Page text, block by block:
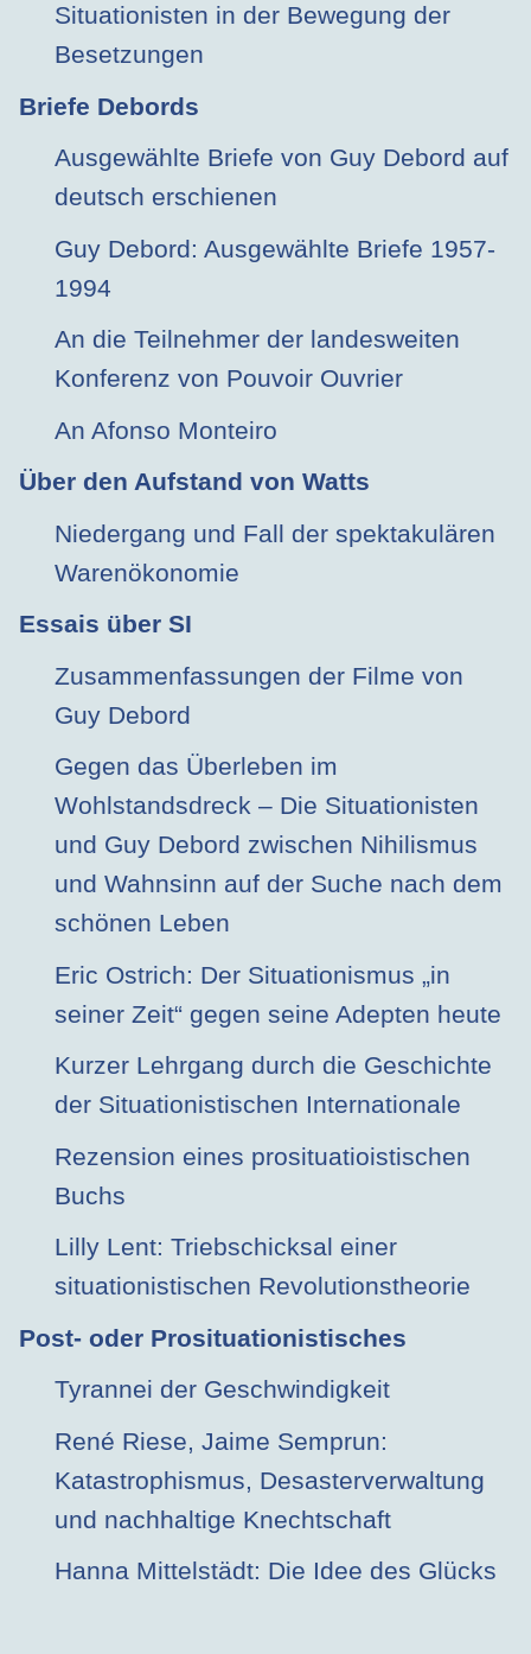
Situationisten in der Bewegung der
Besetzungen
Briefe Debords
Ausgewählte Briefe von Guy Debord auf
deutsch erschienen
Guy Debord: Ausgewählte Briefe 1957-
1994
An die Teilnehmer der landesweiten
Konferenz von Pouvoir Ouvrier
An Afonso Monteiro
Über den Aufstand von Watts
Niedergang und Fall der spektakulären
Warenökonomie
Essais über SI
Zusammenfassungen der Filme von
Guy Debord
Gegen das Überleben im
Wohlstandsdreck – Die Situationisten
und Guy Debord zwischen Nihilismus
und Wahnsinn auf der Suche nach dem
schönen Leben
Eric Ostrich: Der Situationismus „in
seiner Zeit“ gegen seine Adepten heute
Kurzer Lehrgang durch die Geschichte
der Situationistischen Internationale
Rezension eines prosituatioistischen
Buchs
Lilly Lent: Triebschicksal einer
situationistischen Revolutionstheorie
Post- oder Prosituationistisches
Tyrannei der Geschwindigkeit
René Riese, Jaime Semprun:
Katastrophismus, Desasterverwaltung
und nachhaltige Knechtschaft
Hanna Mittelstädt: Die Idee des Glücks